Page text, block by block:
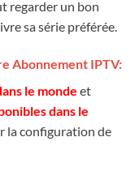
regarder un bon
sa série préférée.
Abonnement IPTV:
le monde et
dans le
la configuration de